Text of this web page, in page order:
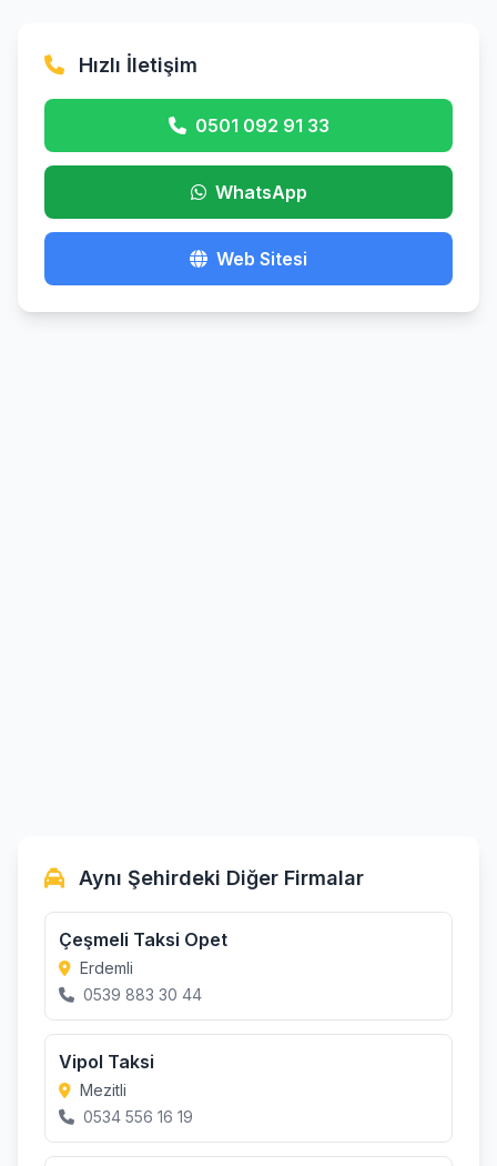
Hızlı İletişim
0501 092 91 33
WhatsApp
Web Sitesi
Aynı Şehirdeki Diğer Firmalar
Çeşmeli Taksi Opet
Erdemli
0539 883 30 44
Vipol Taksi
Mezitli
0534 556 16 19